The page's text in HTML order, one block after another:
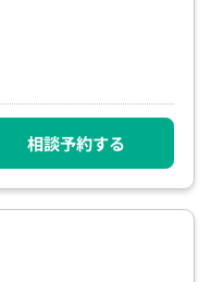
相談予約する